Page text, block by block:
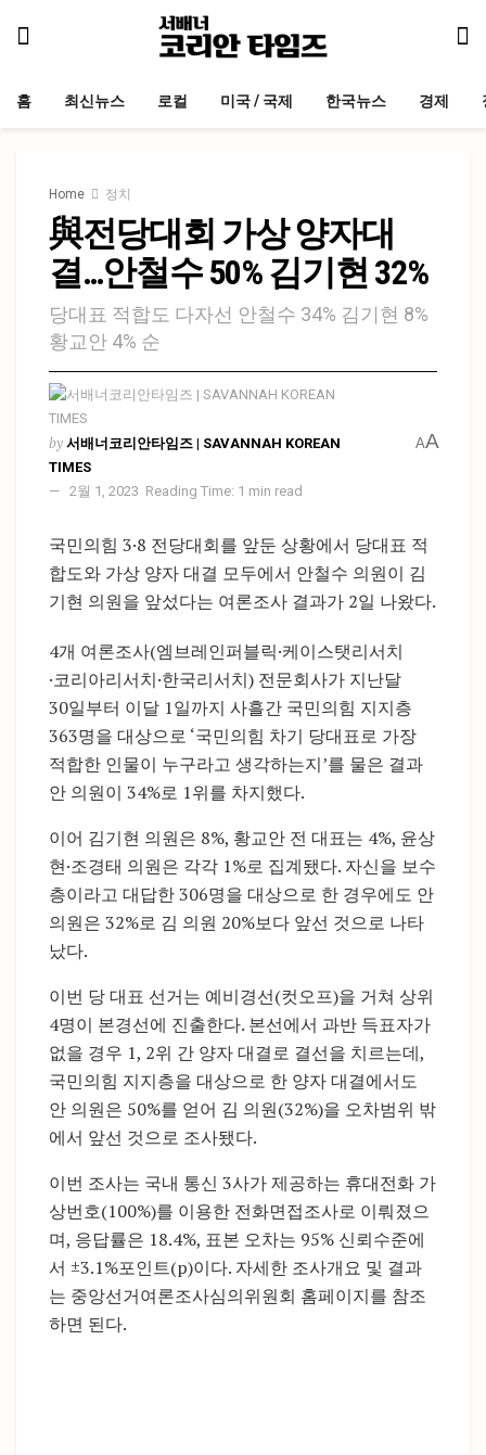
홈 최신뉴스 로컬 미국 / 국제 한국뉴스 경제
Home 정치
與전당대회 가상 양자대
결…안철수 50% 김기현 32%
당대표 적합도 다자선 안철수 34% 김기현 8%
황교안 4% 순
by 서배너코리안타임즈 | SAVANNAH KOREAN
TIMES
2월 1, 2023 Reading Time: 1 min read
AA
국민의힘 3·8 전당대회를 앞둔 상황에서 당대표 적
합도와 가상 양자 대결 모두에서 안철수 의원이 김
기현 의원을 앞섰다는 여론조사 결과가 2일 나왔다.
4개 여론조사(엠브레인퍼블릭·케이스탯리서치
·코리아리서치·한국리서치) 전문회사가 지난달
30일부터 이달 1일까지 사흘간 국민의힘 지지층
363명을 대상으로 ‘국민의힘 차기 당대표로 가장
적합한 인물이 누구라고 생각하는지’를 물은 결과
안 의원이 34%로 1위를 차지했다.
이어 김기현 의원은 8%, 황교안 전 대표는 4%, 윤상
현·조경태 의원은 각각 1%로 집계됐다. 자신을 보수
층이라고 대답한 306명을 대상으로 한 경우에도 안
의원은 32%로 김 의원 20%보다 앞선 것으로 나타
났다.
이번 당 대표 선거는 예비경선(컷오프)을 거쳐 상위
4명이 본경선에 진출한다. 본선에서 과반 득표자가
없을 경우 1, 2위 간 양자 대결로 결선을 치르는데,
국민의힘 지지층을 대상으로 한 양자 대결에서도
안 의원은 50%를 얻어 김 의원(32%)을 오차범위 밖
에서 앞선 것으로 조사됐다.
이번 조사는 국내 통신 3사가 제공하는 휴대전화 가
상번호(100%)를 이용한 전화면접조사로 이뤄졌으
며, 응답률은 18.4%, 표본 오차는 95% 신뢰수준에
서 ±3.1%포인트(p)이다. 자세한 조사개요 및 결과
는 중앙선거여론조사심의위원회 홈페이지를 참조
하면 된다.